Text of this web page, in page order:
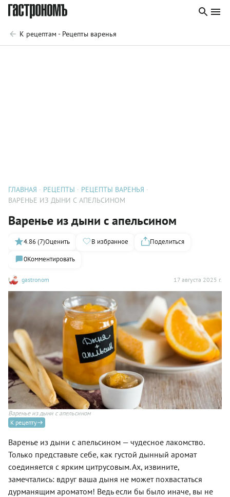
К рецептам - Рецепты варенья
ГЛАВНАЯ РЕЦЕПТЫ
РЕЦЕПТЫ ВАРЕНЬЯ
ВАРЕНЬЕ ИЗ ДЫНИ С АПЕЛЬСИНОМ
Варенье из дыни с апельсином
gastronom 17 августа 2025 г.
4.86 (7)Оценить В избранное
Поделиться
0Комментировать
Варенье из дыни с апельсином
К рецепту
Варенье из дыни с апельсином — чудесное лакомство.
Только представьте себе, как густой дынный аромат
соединяется с ярким цитрусовым. Ах, извините,
замечтались: вдруг ваша дыня не может похвастаться
дурманящим ароматом! Ведь если бы было иначе, вы не